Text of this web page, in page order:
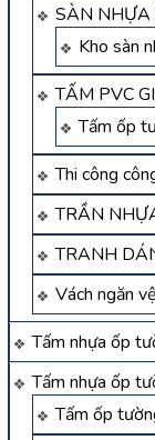
SÀN NHỰA
Kho sàn
TẤM PVC
Tấm ốp
Thi công
TRẦN
TRANH
Vách ngăn
Tấm nhựa ốp
Tấm nhựa ốp
Tấm ốp